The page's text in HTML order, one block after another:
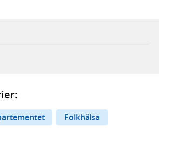
webbplats,
e-postklient,
Folkhälsa